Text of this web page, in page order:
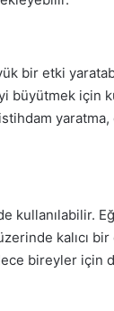
bir etki
büyütmek için
kullanılabilir.
kalıcı
bireyler için